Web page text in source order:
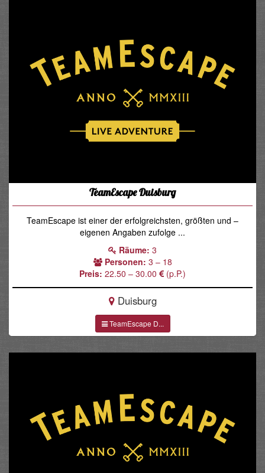
TeamEscape Duisburg
TeamEscape ist einer der erfolgreichsten, größten und –
eigenen Angaben zufolge ...
Räume: 3
Personen: 3 – 18
Preis: 22.50 – 30.00 (p.P.)
Duisburg
TeamEscape D...